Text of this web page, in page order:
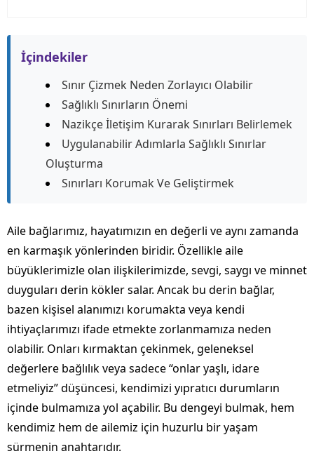
İçindekiler
Sınır Çizmek Neden Zorlayıcı Olabilir
Sağlıklı Sınırların Önemi
Nazikçe İletişim Kurarak Sınırları Belirlemek
Uygulanabilir Adımlarla Sağlıklı Sınırlar
Oluşturma
Sınırları Korumak Ve Geliştirmek
Aile bağlarımız, hayatımızın en değerli ve aynı zamanda
en karmaşık yönlerinden biridir. Özellikle aile
büyüklerimizle olan ilişkilerimizde, sevgi, saygı ve minnet
duyguları derin kökler salar. Ancak bu derin bağlar,
bazen kişisel alanımızı korumakta veya kendi
ihtiyaçlarımızı ifade etmekte zorlanmamıza neden
olabilir. Onları kırmaktan çekinmek, geleneksel
değerlere bağlılık veya sadece “onlar yaşlı, idare
etmeliyiz” düşüncesi, kendimizi yıpratıcı durumların
içinde bulmamıza yol açabilir. Bu dengeyi bulmak, hem
kendimiz hem de ailemiz için huzurlu bir yaşam
sürmenin anahtarıdır.